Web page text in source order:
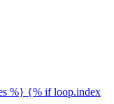
%} {% if loop.index